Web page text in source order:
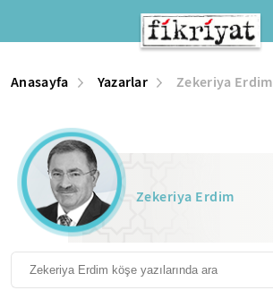
Anasayfa Yazarlar Zekeriya Erdim
Zekeriya Erdim